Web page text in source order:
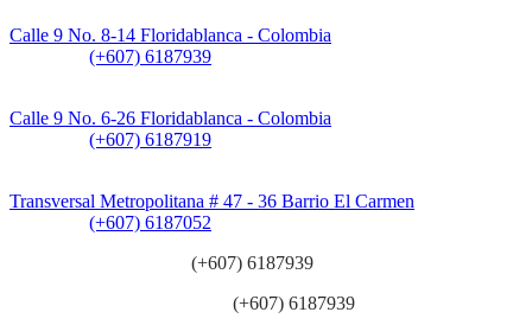
Calle 9 No. 8-14 Floridablanca - Colombia
(+607) 6187939
Calle 9 No. 6-26 Floridablanca - Colombia
(+607) 6187919
Transversal Metropolitana # 47 - 36 Barrio El Carmen
(+607) 6187052
(+607) 6187939
(+607) 6187939